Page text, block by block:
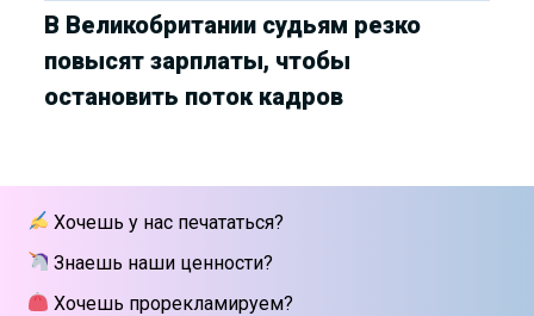
В Великобритании судьям резко
повысят зарплаты, чтобы
остановить поток кадров
Хочешь у нас печататься?
Знаешь наши ценности?
Хочешь прорекламируем?